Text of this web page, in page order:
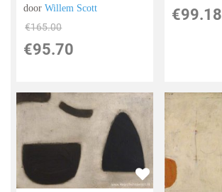
doorWillem Scott
€165.00
€95.70
€99.18